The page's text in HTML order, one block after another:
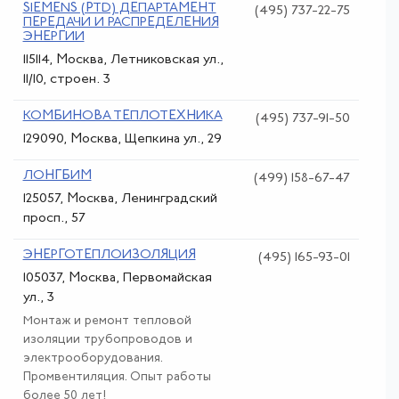
SIEMENS (PTD) ДЕПАРТАМЕНТ
ПЕРЕДАЧИ И РАСПРЕДЕЛЕНИЯ
ЭНЕРГИИ
115114, Москва, Летниковская ул.,
11/10, строен. 3
(495) 737-22-75
КОМБИНОВА ТЕПЛОТЕХНИКА
129090, Москва, Щепкина ул., 29
(495) 737-91-50
ЛОНГБИМ
125057, Москва, Ленинградский
просп., 57
(499) 158-67-47
ЭНЕРГОТЕПЛОИЗОЛЯЦИЯ
105037, Москва, Первомайская
ул., 3
Монтаж и ремонт тепловой
изоляции трубопроводов и
электрооборудования.
Промвентиляция. Опыт работы
более 50 лет!
(495) 165-93-01